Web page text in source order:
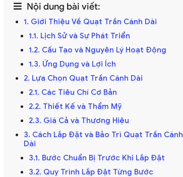
Nội dung bài viết:
1. Giới Thiệu Về Quạt Trần Cánh Dài
1.1. Lịch Sử và Sự Phát Triển
1.2. Cấu Tạo và Nguyên Lý Hoạt Động
1.3. Ứng Dụng và Lợi Ích
2. Lựa Chọn Quạt Trần Cánh Dài
2.1. Các Tiêu Chí Cơ Bản
2.2. Thiết Kế và Thẩm Mỹ
2.3. Giá Cả và Thương Hiệu
3. Cách Lắp Đặt và Bảo Trì Quạt Trần Cánh
Dài
3.1. Bước Chuẩn Bị Trước Khi Lắp Đặt
3.2. Quy Trình Lắp Đặt Từng Bước